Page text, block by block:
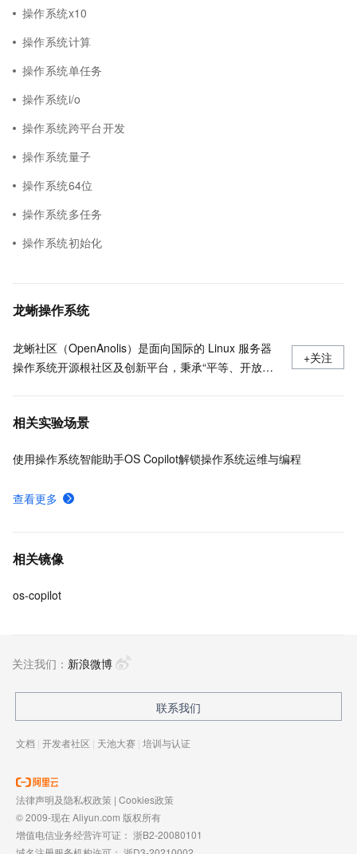
操作系统x10
操作系统计算
操作系统单任务
操作系统i/o
操作系统跨平台开发
操作系统量子
操作系统64位
操作系统多任务
操作系统初始化
龙蜥操作系统
龙蜥社区（OpenAnolis）是面向国际的 Linux 服务器
操作系统开源根社区及创新平台，秉承“平等、开放、
超过 1000 家来自芯片厂商、软件厂商、整机厂商、操
态共建。
+关注
相关实验场景
使用操作系统智能助手OS Copilot解锁操作系统运维与编程
查看更多
相关镜像
os-copilot
关注我们： 新浪微博
联系我们
文档 | 开发者社区 | 天池大赛 | 培训与认证
法律声明及隐私权政策 | Cookies政策
© 2009-现在 Aliyun.com 版权所有
增值电信业务经营许可证： 浙B2-20080101